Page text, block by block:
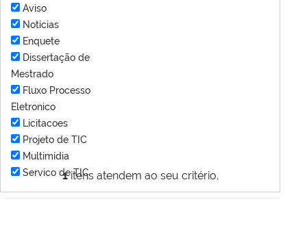
1itens atendem ao seu critério.
Aviso
Notícias
Enquete
Dissertação de
Mestrado
Fluxo Processo
Eletronico
Licitacoes
Projeto de TIC
Multimídia
Servico de TIC